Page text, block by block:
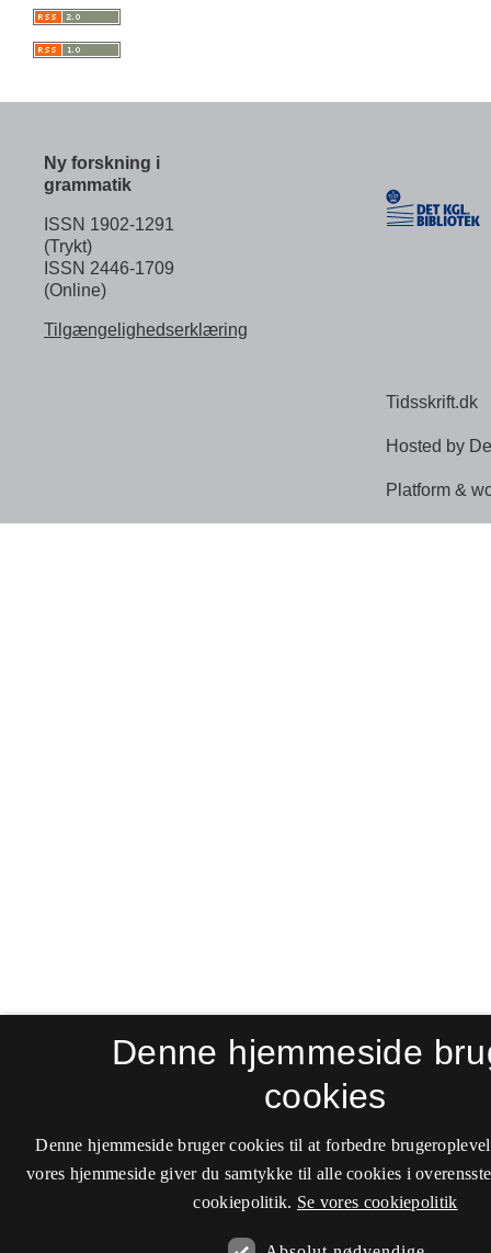
Ny forskning i
grammatik
ISSN 1902-1291
(Trykt)
ISSN 2446-1709
(Online)
Tilgængelighedserklæring
Denne hjemmeside
cookies
Denne hjemmeside bruger cookies til at forbedre
vores hjemmeside giver du samtykke til alle cookies i
cookiepolitik. Se vores cookiepolitik